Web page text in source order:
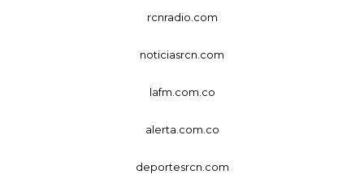
rcnradio.com
noticiasrcn.com
lafm.com.co
alerta.com.co
deportesrcn.com